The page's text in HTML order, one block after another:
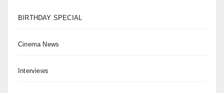
BIRTHDAY SPECIAL
Cinema News
Interviews